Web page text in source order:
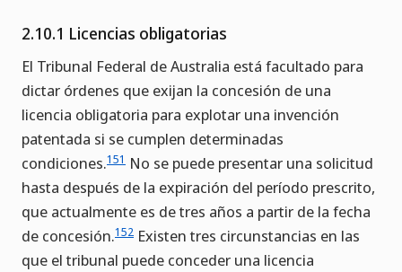
2.10.1 Licencias obligatorias
El Tribunal Federal de Australia está facultado para
dictar órdenes que exijan la concesión de una
licencia obligatoria para explotar una invención
patentada si se cumplen determinadas
condiciones.151 No se puede presentar una solicitud
hasta después de la expiración del período prescrito,
que actualmente es de tres años a partir de la fecha
de concesión.152 Existen tres circunstancias en las
que el tribunal puede conceder una licencia